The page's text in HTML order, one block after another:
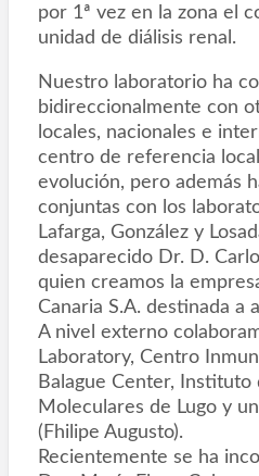
por 1ª vez en la zona el
unidad de diálisis renal.
Nuestro laboratorio ha
bidireccionalmente con
locales, nacionales e
centro de referencia
evolución, pero además
conjuntas con los
Lafarga, González y
desaparecido Dr. D.
quien creamos la
Canaria S.A. destinada a
A nivel externo
Laboratory, Centro
Balague Center, Instituto
Moleculares de Lugo y
(Fhilipe Augusto).
Recientemente se ha